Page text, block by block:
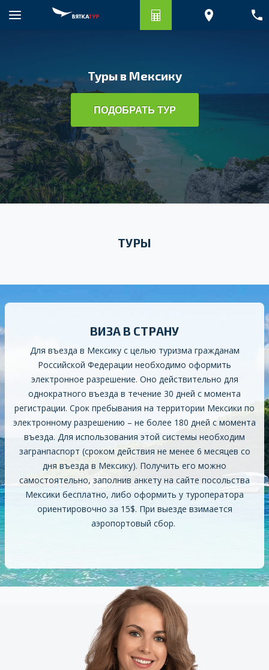
Туры в Мексику
ПОДОБРАТЬ ТУР
ТУРЫ
ВИЗА В СТРАНУ
Для въезда в Мексику с целью туризма гражданам
Российской Федерации необходимо оформить
электронное разрешение. Оно действительно для
однократного въезда в течение 30 дней с момента
регистрации. Срок пребывания на территории Мексики по
электронному разрешению – не более 180 дней с момента
въезда. Для использования этой системы необходим
загранпаспорт (сроком действия не менее 6 месяцев со
дня въезда в Мексику). Получить его можно
самостоятельно, заполнив анкету на сайте посольства
Мексики бесплатно, либо оформить у туроператора
ориентировочно за 15$. При выезде взимается
аэропортовый сбор.